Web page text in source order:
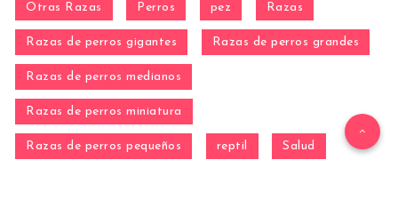
Otras Razas Perros pez Razas
Razas de perros gigantes Razas de perros grandes
Razas de perros medianos
Razas de perros miniatura
Razas de perros pequeños reptil Salud